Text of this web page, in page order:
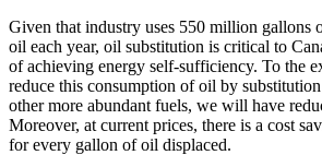
Given that industry uses 550 million gallons
oil each year, oil substitution is critical to
of achieving energy self-sufficiency. To the
reduce this consumption of oil by
other more abundant fuels, we will have
Moreover, at current prices, there is a cost
for every gallon of oil displaced.